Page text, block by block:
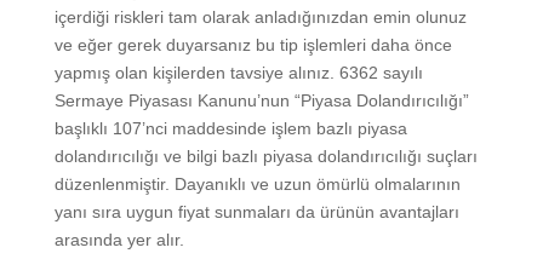
içerdiği riskleri tam olarak anladığınızdan emin olunuz
ve eğer gerek duyarsanız bu tip işlemleri daha önce
yapmış olan kişilerden tavsiye alınız. 6362 sayılı
Sermaye Piyasası Kanunu’nun “Piyasa Dolandırıcılığı”
başlıklı 107’nci maddesinde işlem bazlı piyasa
dolandırıcılığı ve bilgi bazlı piyasa dolandırıcılığı suçları
düzenlenmiştir. Dayanıklı ve uzun ömürlü olmalarının
yanı sıra uygun fiyat sunmaları da ürünün avantajları
arasında yer alır.